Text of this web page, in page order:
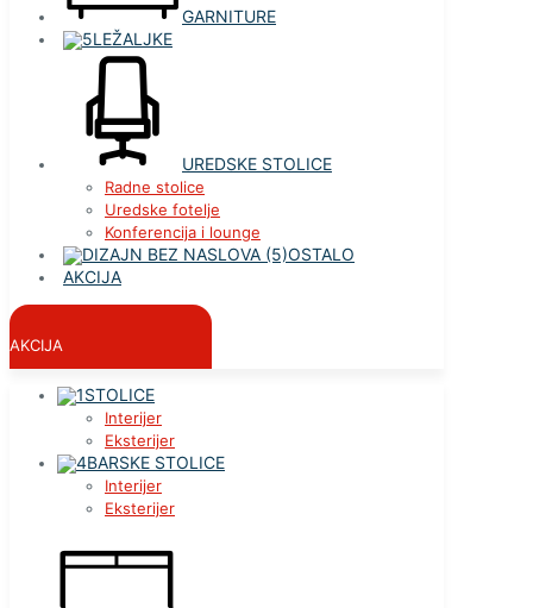
GARNITURE
LEŽALJKE
UREDSKE STOLICE
Radne stolice
Uredske fotelje
Konferencija i lounge
OSTALO
AKCIJA
AKCIJA
STOLICE
Interijer
Eksterijer
BARSKE STOLICE
Interijer
Eksterijer